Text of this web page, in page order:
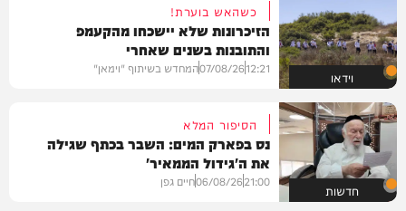
וידאו
כשהאש בוערת!
הזיכרונות שלא יישכחו מהקעמפ
והתובנות בשנים שאחרי
12:21
07/08/26המחדש בשיתוף "וימאן"
חדשות
הסיפור המלא
נס בפארק המים: השבר בכתף שגילה
את ה'גידול הממאיר'
21:00
06/08/26חיים גפן